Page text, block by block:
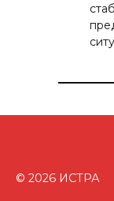
© 2026 ИСТРА